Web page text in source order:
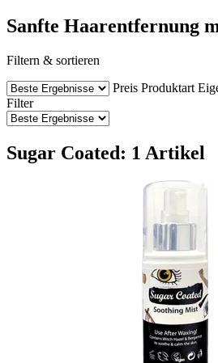
Sanfte Haarentfernung
Filtern & sortieren
Preis Produktart
Filter
Sugar Coated: 1 Artikel